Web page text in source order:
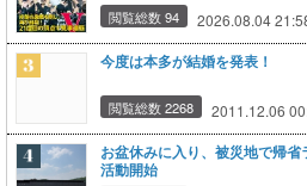
閲覧総数 94 2026.08.04
今度は本多が結婚を発表！
閲覧総数 2268 2011.12.06
お盆休みに入り、被災地で帰
活動開始